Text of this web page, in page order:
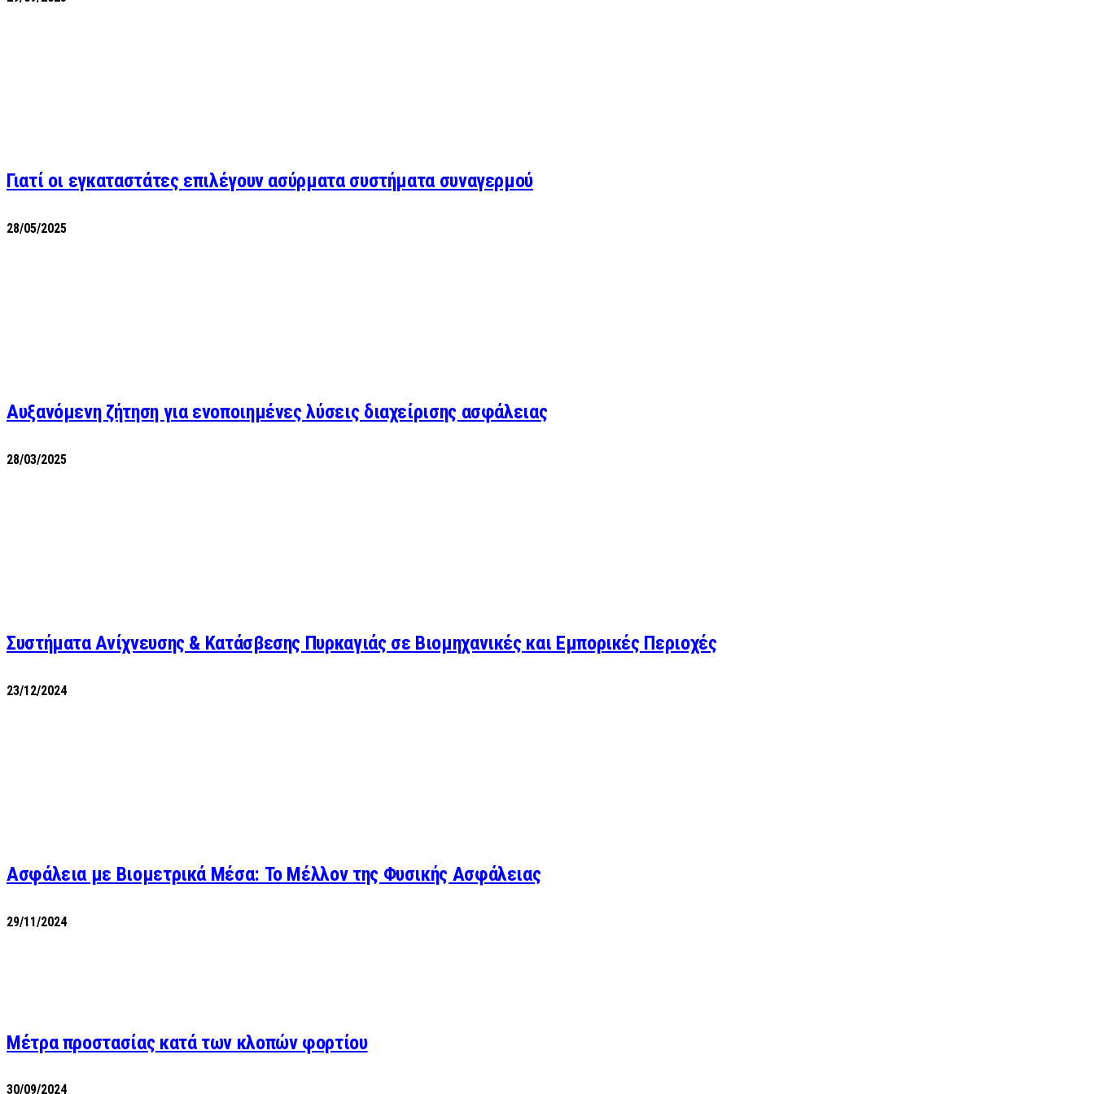
Γιατί οι εγκαταστάτες επιλέγουν ασύρματα συστήματα συναγερμού
28/05/2025
Αυξανόμενη ζήτηση για ενοποιημένες λύσεις διαχείρισης ασφάλειας
28/03/2025
Συστήματα Ανίχνευσης & Κατάσβεσης Πυρκαγιάς σε Βιομηχανικές και Εμπορικές Περιοχές
23/12/2024
Ασφάλεια με Βιομετρικά Μέσα: Το Μέλλον της Φυσικής Ασφάλειας
29/11/2024
Μέτρα προστασίας κατά των κλοπών φορτίου
30/09/2024